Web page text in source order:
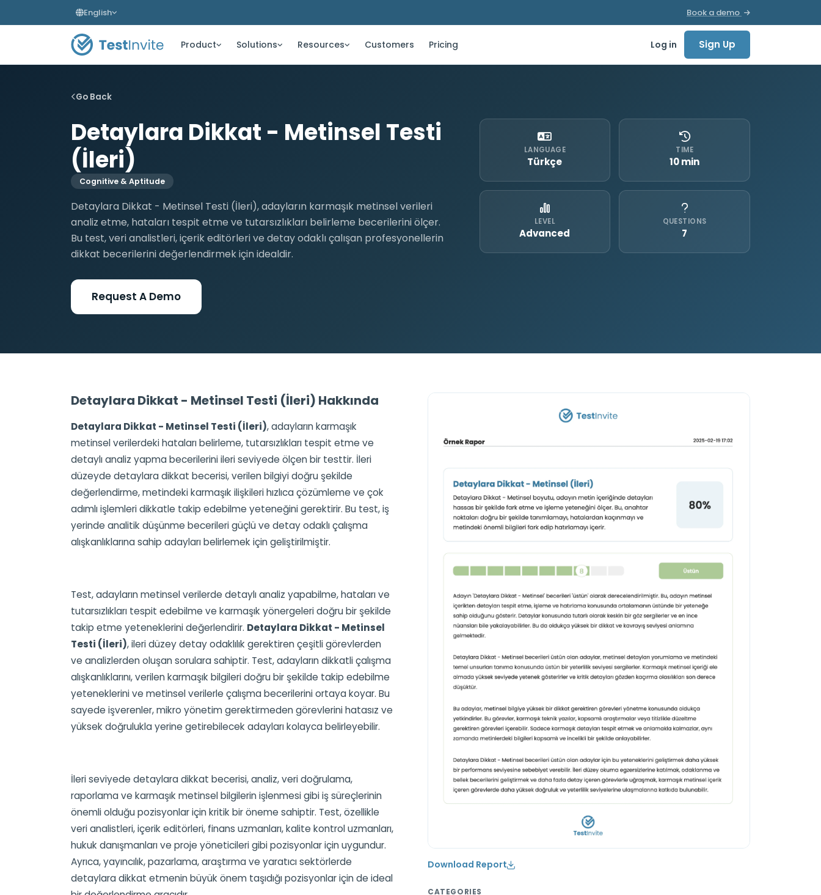
English Book a demo
Product Solutions Resources Customers Pricing Log in Sign Up
Go Back
Detaylara Dikkat - Metinsel Testi
(İleri)
Cognitive & Aptitude
Detaylara Dikkat - Metinsel Testi (İleri), adayların karmaşık metinsel verileri
analiz etme, hataları tespit etme ve tutarsızlıkları belirleme becerilerini ölçer.
Bu test, veri analistleri, içerik editörleri ve detay odaklı çalışan profesyonellerin
dikkat becerilerini değerlendirmek için idealdir.​
Request A Demo
LANGUAGE
Türkçe
TIME
10 min
LEVEL
Advanced
QUESTIONS
7
Detaylara Dikkat - Metinsel Testi (İleri) Hakkında
Detaylara Dikkat - Metinsel Testi (İleri), adayların karmaşık
metinsel verilerdeki hataları belirleme, tutarsızlıkları tespit etme ve
detaylı analiz yapma becerilerini ileri seviyede ölçen bir testtir. İleri
düzeyde detaylara dikkat becerisi, verilen bilgiyi doğru şekilde
değerlendirme, metindeki karmaşık ilişkileri hızlıca çözümleme ve çok
adımlı işlemleri dikkatle takip edebilme yeteneğini gerektirir. Bu test, iş
yerinde analitik düşünme becerileri güçlü ve detay odaklı çalışma
alışkanlıklarına sahip adayları belirlemek için geliştirilmiştir.
Test, adayların metinsel verilerde detaylı analiz yapabilme, hataları ve
tutarsızlıkları tespit edebilme ve karmaşık yönergeleri doğru bir şekilde
takip etme yeteneklerini değerlendirir. Detaylara Dikkat - Metinsel
Testi (İleri), ileri düzey detay odaklılık gerektiren çeşitli görevlerden
ve analizlerden oluşan sorulara sahiptir. Test, adayların dikkatli çalışma
alışkanlıklarını, verilen karmaşık bilgileri doğru bir şekilde takip edebilme
yeteneklerini ve metinsel verilerle çalışma becerilerini ortaya koyar. Bu
sayede işverenler, mikro yönetim gerektirmeden görevlerini hatasız ve
yüksek doğrulukla yerine getirebilecek adayları kolayca belirleyebilir.
İleri seviyede detaylara dikkat becerisi, analiz, veri doğrulama,
raporlama ve karmaşık metinsel bilgilerin işlenmesi gibi iş süreçlerinin
önemli olduğu pozisyonlar için kritik bir öneme sahiptir. Test, özellikle
veri analistleri, içerik editörleri, finans uzmanları, kalite kontrol uzmanları,
hukuk danışmanları ve proje yöneticileri gibi pozisyonlar için uygundur.
Ayrıca, yayıncılık, pazarlama, araştırma ve yaratıcı sektörlerde
detaylara dikkat etmenin büyük önem taşıdığı pozisyonlar için de ideal
Download Report
CATEGORIES